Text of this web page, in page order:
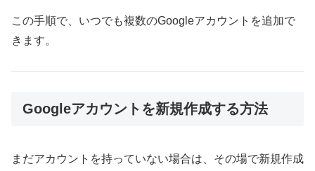
この手順で、いつでも複数のGoogleアカウントを追加で
きます。
Googleアカウントを新規作成する方法
まだアカウントを持っていない場合は、その場で新規作成